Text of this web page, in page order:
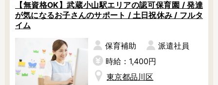
【無資格OK】武蔵小山駅エリアの認可保育園 / 発達
が気になるお子さんのサポート / 土日祝休み / フルタ
イム
保育補助
派遣社員
時給：1,400円
東京都品川区